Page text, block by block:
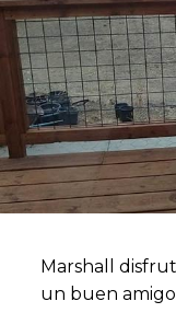
Marshall
un buen